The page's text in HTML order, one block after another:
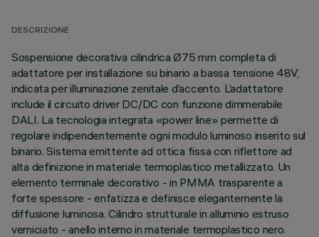
DESCRIZIONE
Sospensione decorativa cilindrica Ø75 mm completa di
adattatore per installazione su binario a bassa tensione 48V,
indicata per illuminazione zenitale d’accento. L’adattatore
include il circuito driver DC/DC con funzione dimmerabile
DALI. La tecnologia integrata «power line» permette di
regolare indipendentemente ogni modulo luminoso inserito sul
binario. Sistema emittente ad ottica fissa con riflettore ad
alta definizione in materiale termoplastico metallizzato. Un
elemento terminale decorativo - in PMMA trasparente a
forte spessore - enfatizza e definisce elegantemente la
diffusione luminosa. Cilindro strutturale in alluminio estruso
verniciato - anello interno in materiale termoplastico nero.